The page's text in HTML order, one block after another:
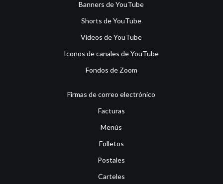
Banners de YouTube
Shorts de YouTube
Vídeos de YouTube
Iconos de canales de YouTube
Fondos de Zoom
Firmas de correo electrónico
Facturas
Menús
Folletos
Postales
Carteles